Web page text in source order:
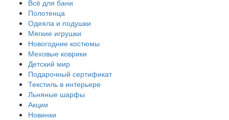
Всё для бани
Полотенца
Одеяла и подушки
Мягкие игрушки
Новогодние костюмы
Меховые коврики
Детский мир
Подарочный сертификат
Текстиль в интерьере
Льняные шарфы
Акции
Новинки